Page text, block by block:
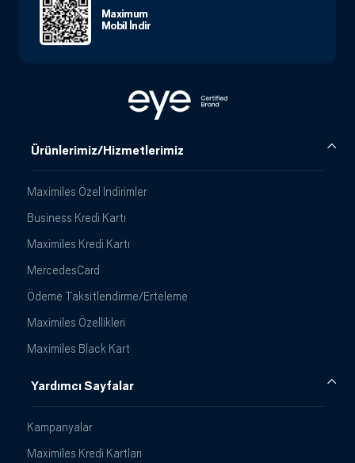
Ürünlerimiz/Hizmetlerimiz
Maximiles Özel İndirimler
Business Kredi Kartı
Maximiles Kredi Kartı
MercedesCard
Ödeme Taksitlendirme/Erteleme
Maximiles Özellikleri
Maximiles Black Kart
Yardımcı Sayfalar
Kampanyalar
Maximiles Kredi Kartları
Maximum
Mobil İndir